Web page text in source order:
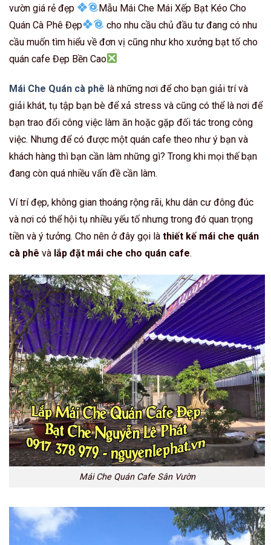
vườn giá rẻ đẹp
Mẫu Mái Che Mái Xếp Bạt Kéo Cho
Quán Cà Phê Đẹp
cho nhu cầu chủ đầu tư đang có nhu
cầu muốn tìm hiểu về đơn vị cũng như kho xưởng bạt tố cho
quán cafe Đẹp Bền Cao
Mái Che Quán cà phê là những nơi để cho bạn giải trí và
giải khát, tụ tập bạn bè để xả stress và cũng có thể là nơi để
bạn trao đổi công việc làm ăn hoặc gặp đối tác trong công
việc. Nhưng để có được một quán cafe theo như ý bạn và
khách hàng thì bạn cần làm những gì? Trong khi mọi thế bạn
đang còn quá nhiều vấn đề cần làm.
Ví trí đẹp, không gian thoáng rộng rãi, khu dân cư đông đúc
và nơi có thể hội tụ nhiều yếu tố nhưng trong đó quan trọng
tiền và ý tưởng. Cho nên ở đây gọi là thiết kế mái che quán
cà phê và lắp đặt mái che cho quán cafe.
Mái Che Quán Cafe Sân Vườn